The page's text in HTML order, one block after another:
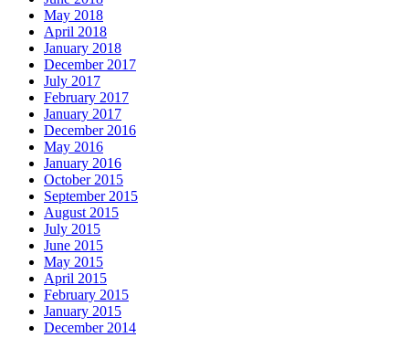
May 2018
April 2018
January 2018
December 2017
July 2017
February 2017
January 2017
December 2016
May 2016
January 2016
October 2015
September 2015
August 2015
July 2015
June 2015
May 2015
April 2015
February 2015
January 2015
December 2014